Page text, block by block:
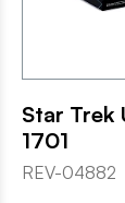
Star Trek
1701
REV-04882